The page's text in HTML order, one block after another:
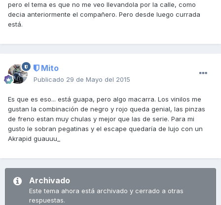
pero el tema es que no me veo llevandola por la calle, como
decia anteriormente el compañero. Pero desde luego currada
está.
Mito
Publicado 29 de Mayo del 2015
Es que es eso... está guapa, pero algo macarra. Los vinilos me
gustan la combinación de negro y rojo queda genial, las pinzas
de freno estan muy chulas y mejor que las de serie. Para mi
gusto le sobran pegatinas y el escape quedaría de lujo con un
Akrapid guauuu_
Archivado
Este tema ahora está archivado y cerrado a otras
respuestas.